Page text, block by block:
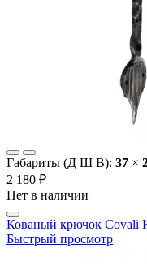
Габариты (Д Ш В): 37 ×
2 180 ₽
Нет в наличии
Кованый крючок Covali
Быстрый просмотр